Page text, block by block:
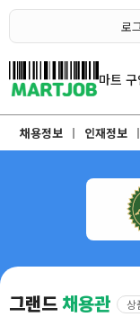
채용정보
인재정보
이벤트·세일정보
SNS홍보관
유통매장전용 임대·매매
마트직평균월급
식자재가격정보
점장채용정보
계산원/캐셔채용정보
매장관리직원채용정보
농산/야채청과직원채
축산/정육직원채용정보
배달/배송직원채용정보
로
마트
채용정보 인재정보
그랜드채용관
상